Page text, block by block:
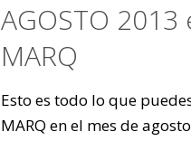
AGOSTO 2013
MARQ
Esto es todo lo que
MARQ en el mes de